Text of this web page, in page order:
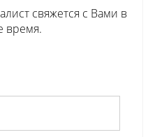
свяжется с Вами в
время.